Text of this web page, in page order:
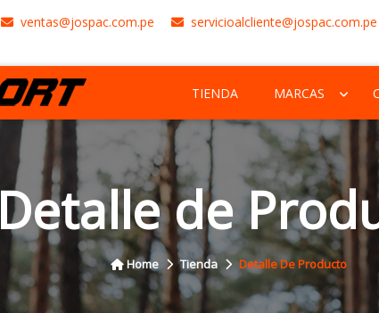
ventas@jospac.com.pe servicioalcliente@jospac.com.pe
TIENDA MARCAS
Detalle de
Home Tienda Detalle De Producto